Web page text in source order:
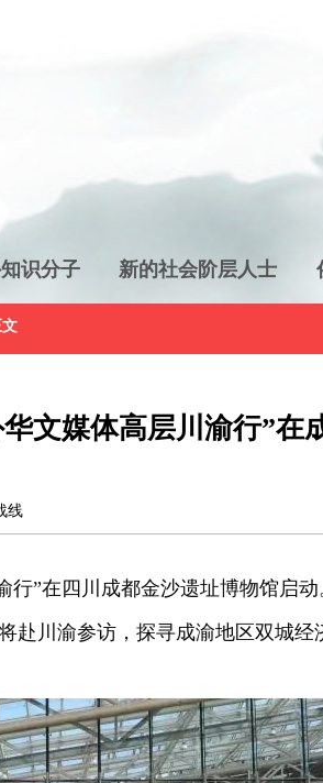
识分子 新的社会阶层人士
华文媒体高层川渝行”在
线
行”在四川成都金沙遗址博物馆启
赴川渝参访，探寻成渝地区双城